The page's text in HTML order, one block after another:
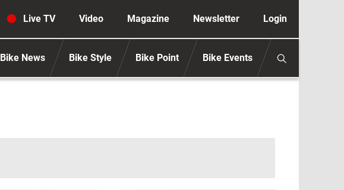
Navigazione secondaria anonimo
Live TV Video Magazine Newsletter Login
Bike News Bike Style Bike Point Bike Events